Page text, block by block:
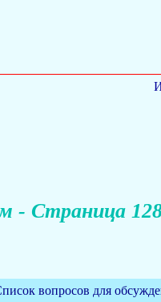
- Страница
вопросов для